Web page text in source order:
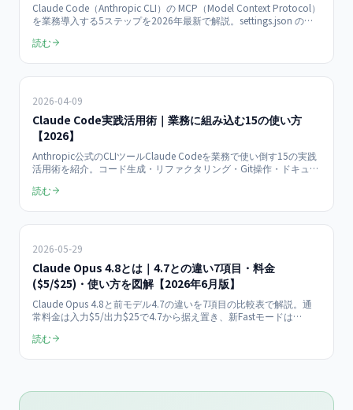
Claude Code（Anthropic CLI）の MCP（Model Context Protocol）
を業務導入する5ステップを2026年最新で解説。settings.json の設
法、中小企業のAI業務効率化での活用事例まで完全網羅。
読む
2026-04-09
Claude Code実践活用術｜業務に組み込む15の使い方
【2026】
Anthropic公式のCLIツールClaude Codeを業務で使い倒す15の実践
活用術を紹介。コード生成・リファクタリング・Git操作・ドキュメ
ック集。具体的なコマンド例とROI試算付き。
読む
2026-05-29
Claude Opus 4.8とは｜4.7との違い7項目・料金
($5/$25)・使い方を図解【2026年6月版】
Claude Opus 4.8と前モデル4.7の違いを7項目の比較表で解説。通
常料金は入力$5/出力$25で4.7から据え置き、新Fastモードは
び出しも効率化。価格・使い方・Claude Code新機能まで実機検証
読む